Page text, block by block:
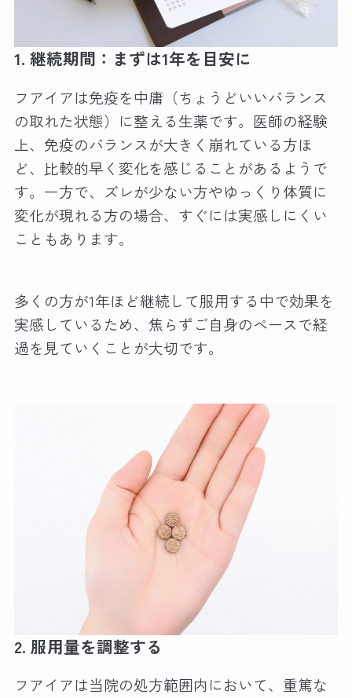
1. 継続期間：まずは1年を目安に
フアイアは免疫を中庸（ちょうどいいバランス
の取れた状態）に整える生薬です。医師の経験
上、免疫のバランスが大きく崩れている方ほ
ど、比較的早く変化を感じることがあるようで
す。一方で、ズレが少ない方やゆっくり体質に
変化が現れる方の場合、すぐには実感しにくい
こともあります。
多くの方が1年ほど継続して服用する中で効果を
実感しているため、焦らずご自身のペースで経
過を見ていくことが大切です。
2. 服用量を調整する
フアイアは当院の処方範囲内において、重篤な